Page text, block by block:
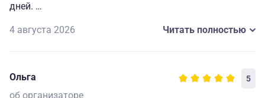
дней.
Хочу выразить благодарность организаторам и всей
интересно и эмоционально рассказывала обо всём,
что встречалось по пути, но и проявляла заботу о
4 августа 2026 Читать полностью
Ольга 5
об организаторе